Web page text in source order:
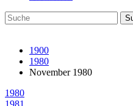
1900
1980
November 1980
1980
1981